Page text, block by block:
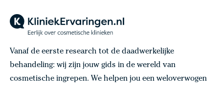
Vanaf de eerste research tot de daadwerkelijke
behandeling: wij zijn jouw gids in de wereld van
cosmetische ingrepen. We helpen jou een weloverwogen